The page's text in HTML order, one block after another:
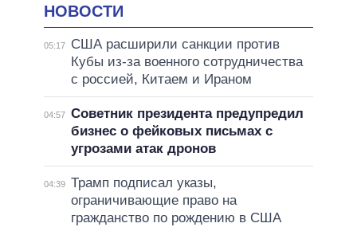
НОВОСТИ
05:17
США расширили санкции против
Кубы из-за военного сотрудничества
с россией, Китаем и Ираном
04:57 Советник президента предупредил
бизнес о фейковых письмах с
угрозами атак дронов
04:39 Трамп подписал указы,
ограничивающие право на
гражданство по рождению в США